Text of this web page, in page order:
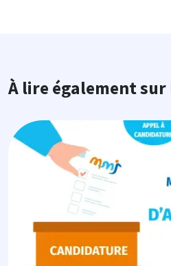
À lire également sur
Image